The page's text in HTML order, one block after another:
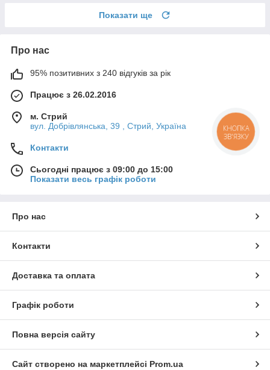
Показати ще
Про нас
95% позитивних з 240 відгуків за рік
Працює з 26.02.2016
м. Стрий
вул. Добрівлянська, 39 , Стрий, Україна
Контакти
Сьогодні працює з 09:00 до 15:00
Показати весь графік роботи
Про нас
Контакти
Доставка та оплата
Графік роботи
Повна версія сайту
Сайт створено на маркетплейсі Prom.ua
КНОПКА
ЗВ'ЯЗКУ